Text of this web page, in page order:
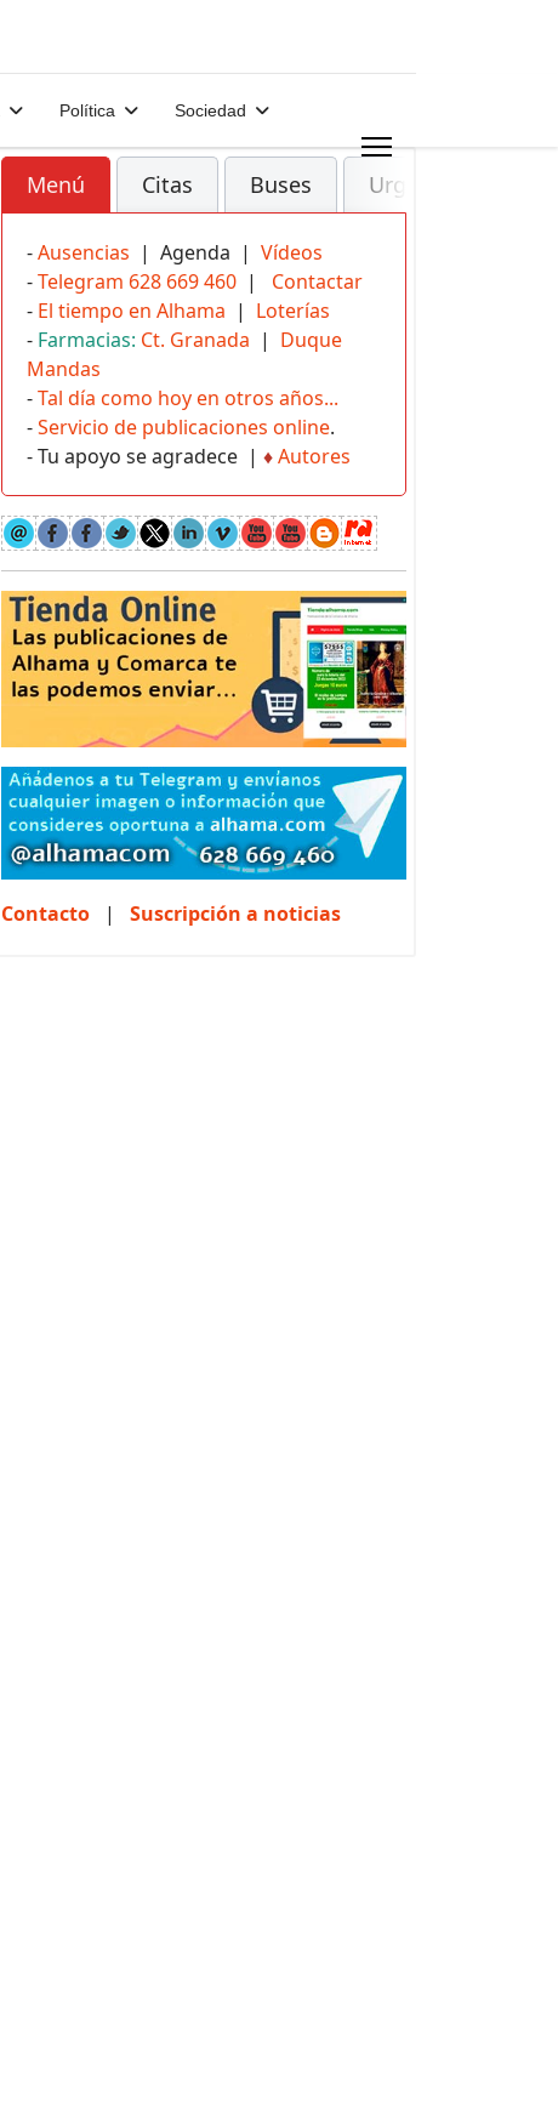
Política Sociedad
Menú Citas Buses Urgencias
-Ausencias | Agenda | Vídeos
-Telegram 628 669 460 | Contactar
- El tiempo en Alhama | Loterías
- Farmacias: Ct. Granada | Duque
Mandas
-Tal día como hoy en otros años...
-Servicio de publicaciones online.
- Tu apoyo se agradece | ♦Autores
Contacto | Suscripción a noticias